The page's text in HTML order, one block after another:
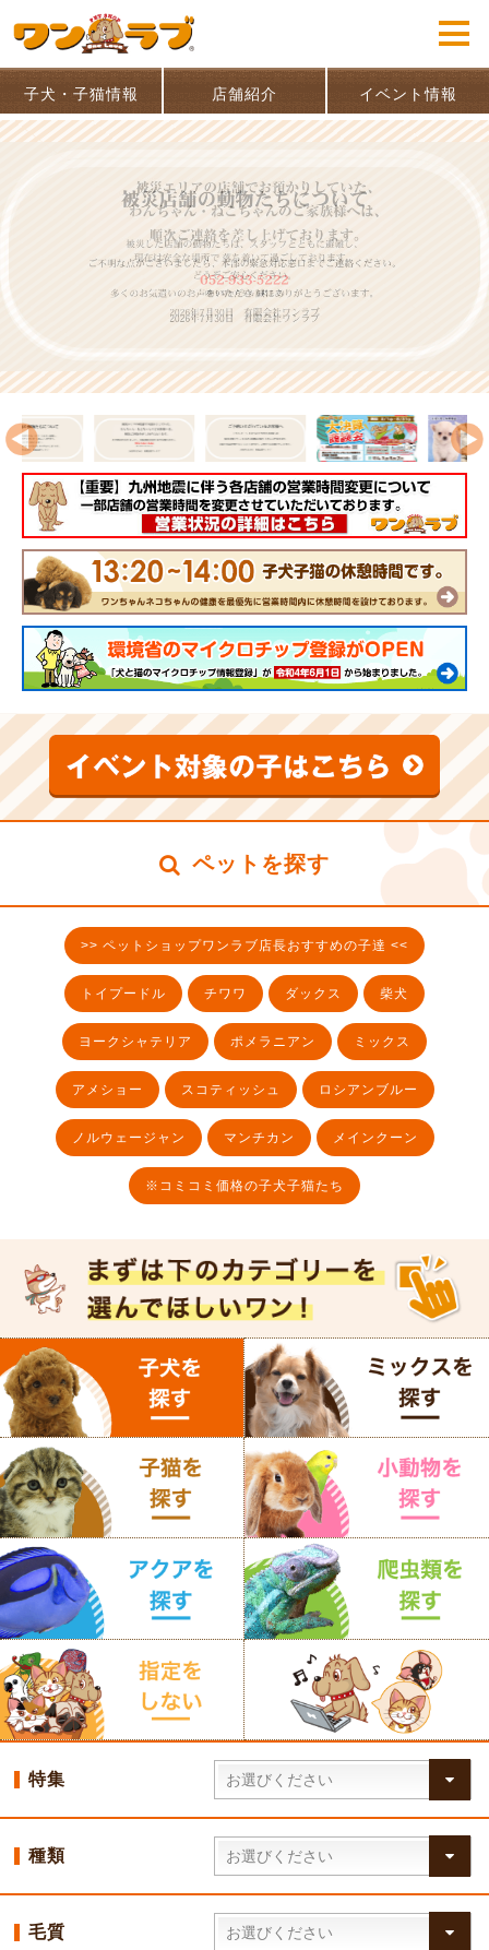
子犬・子猫情報 店舗紹介 イベント情報
ペットを探す
>> ペットショップワンラブ店長おすすめの子達 <<
トイプードル チワワ ダックス 柴犬
ヨークシャテリア ポメラニアン ミックス
アメショー スコティッシュ ロシアンブルー
ノルウェージャン マンチカン メインクーン
※コミコミ価格の子犬子猫たち
特集
種類
毛質